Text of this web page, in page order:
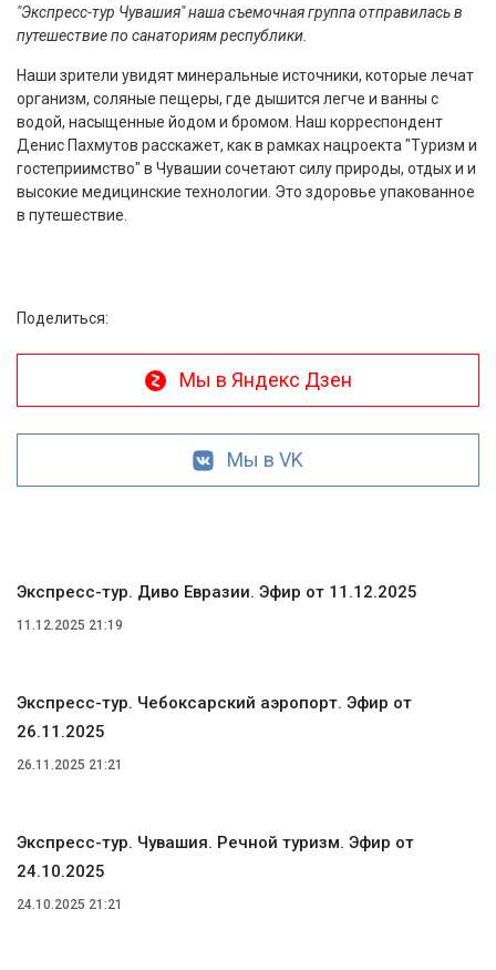
"Экспресс-тур Чувашия" наша съемочная группа отправилась в
путешествие по санаториям республики.
Наши зрители увидят минеральные источники, которые лечат
организм, соляные пещеры, где дышится легче и ванны с
водой, насыщенные йодом и бромом. Наш корреспондент
Денис Пахмутов расскажет, как в рамках нацроекта "Туризм и
гостеприимство" в Чувашии сочетают силу природы, отдых и и
высокие медицинские технологии. Это здоровье упакованное
в путешествие.
Поделиться:
Мы в Яндекс Дзен
Мы в VK
Экспресс-тур. Диво Евразии. Эфир от 11.12.2025
11.12.2025 21:19
Экспресс-тур. Чебоксарский аэропорт. Эфир от
26.11.2025
26.11.2025 21:21
Экспресс-тур. Чувашия. Речной туризм. Эфир от
24.10.2025
24.10.2025 21:21